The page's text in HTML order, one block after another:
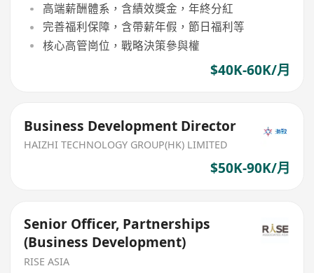
高端薪酬體系，含績效獎金，年終分紅
完善福利保障，含帶薪年假，節日福利等
核心高管崗位，戰略決策參與權
$40K-60K/月
Business Development Director
HAIZHI TECHNOLOGY GROUP(HK) LIMITED
$50K-90K/月
Senior Officer, Partnerships
(Business Development)
RISE ASIA